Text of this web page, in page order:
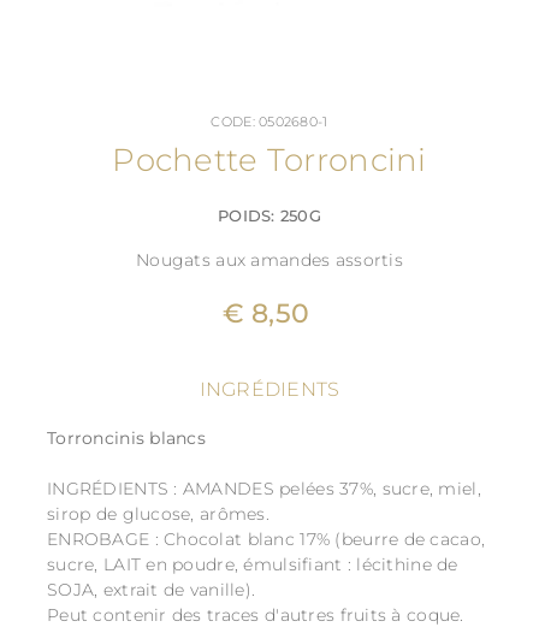
CODE: 0502680-1
Pochette Torroncini
POIDS: 250G
Nougats aux amandes assortis
€ 8,50
INGRÉDIENTS
Torroncinis blancs
INGRÉDIENTS : AMANDES pelées 37%, sucre, miel,
sirop de glucose, arômes.
ENROBAGE : Chocolat blanc 17% (beurre de cacao,
sucre, LAIT en poudre, émulsifiant : lécithine de
SOJA, extrait de vanille).
Peut contenir des traces d'autres fruits à coque.